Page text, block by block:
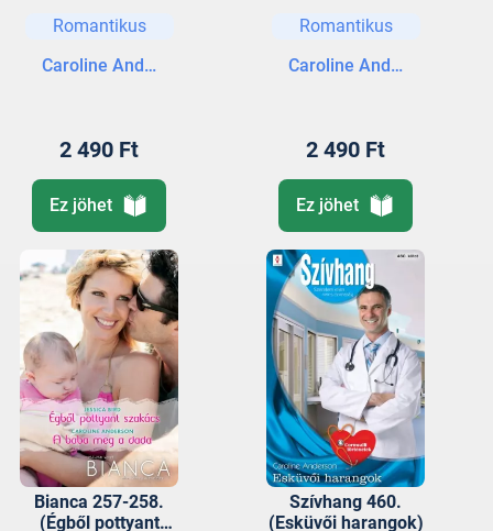
Romantikus
Caroline Anderson
2 490 Ft
Ez jöhet
Romantikus
Caroline Anderson
2 490 Ft
Ez jöhet
Bianca 257-258.
(Égből pottyant
Szívhang 460.
(Esküvői harangok)